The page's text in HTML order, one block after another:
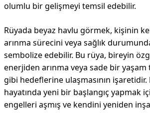
olumlu bir gelişmeyi temsil edebilir.
Rüyada beyaz havlu görmek, kişinin
arınma sürecini veya sağlık
sembolize edebilir. Bu rüya, bireyin
enerjiden arınma veya sade bir yaşam
gibi hedeflerine ulaşmasının işaretidir.
hayatında yeni bir başlangıç yapmak
engelleri aşmış ve kendini yeniden